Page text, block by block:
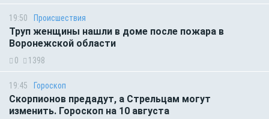
19:50 Происшествия
Труп женщины нашли в доме после пожара в
Воронежской области
0 1398
19:45 Гороскоп
Скорпионов предадут, а Стрельцам могут
изменить. Гороскоп на 10 августа